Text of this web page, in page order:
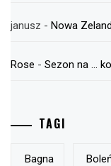
janusz - Nowa
Rose - Sezon na …
TAGI
Bagna